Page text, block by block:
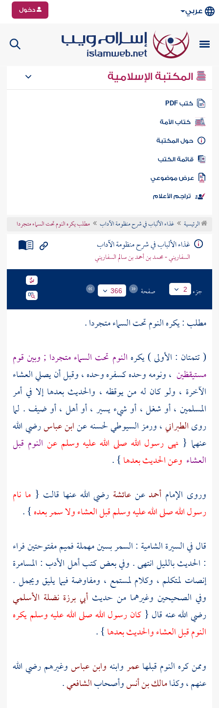
عربي دخول
المكتبة الإسلامية
كتب PDF
كتاب الأمة
المكتبة
الكتب
موضوعي
تراجم الأعلام
الرئيسية غذاء الألباب في شرح منظومة الآداب مطلب يكره النوم تحت السماء متجردا
غذاء الألباب في شرح منظومة الآداب
السفاريني - محمد بن أحمد بن سالم السفاريني
جزء 2 صفحة 366
مطلب : يكره النوم تحت السماء متجردا .
( تتمتان : الأولى ) يكره النوم تحت السماء متجردا ; وبين قوم
مستيقظين ، ونومه وحده كسفره وحده ، وقبل أن يصلي العشاء
الآخرة ، ولو كان له من يوقظه ، والحديث بعدها إلا في أمر
المسلمين ، أو شغل ، أو شيء يسير ، أو أهل ، أو ضيف . لما
روىالطبراني، ورمزالسيوطيلحسنه عنابن عباسرضي الله
عنهما { نهى رسول الله صلى الله عليه وسلم عن النوم قبل
العشاء وعن الحديث بعدها} .
وروى الإمام أحمدعن عائشة رضي الله عنها قالت {ما نام
رسول الله صلى الله عليه وسلم قبل العشاء ولا سمر بعده} .
قال في السيرة الشامية : السمر بسين مهملة فميم مفتوحتين فراء
: الحديث بالليل انتهى . وفي بعض كتب أهل الأدب : المسامرة
إنصات لمتكلم ، وكلام لمستمع ، ومفاوضة فيما يليق ويجمل .
وفي الصحيحين وغيرهما من حديث أبي برزة نضلة الأسلمي
رضي الله عنه قال { كان رسول الله صلى الله عليه وسلم يكره
النوم قبل العشاء والحديث بعدها} .
وممن كره النوم قبلهاعمروابنه وابن عباسوغيرهم رضي الله
عنهم ، وكذامالك بن أنسوأصحابالشافعي.